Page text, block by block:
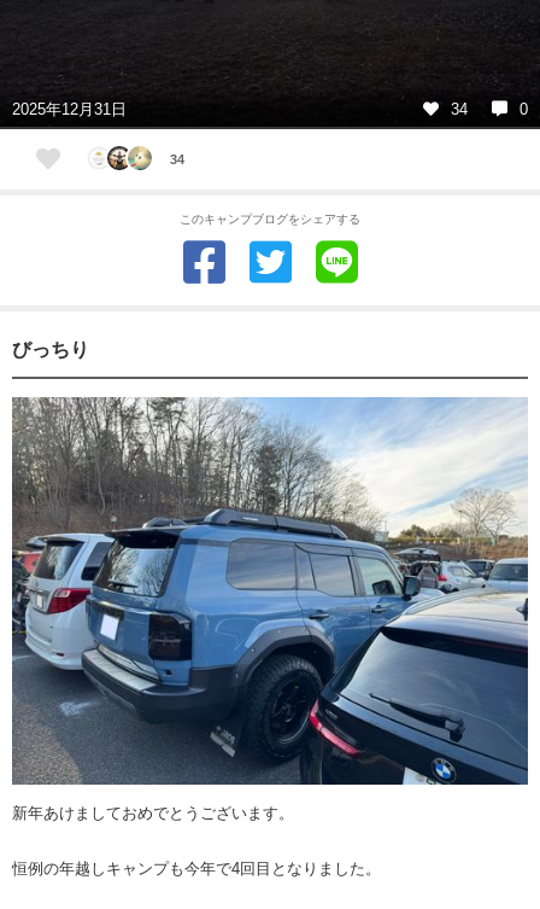
2025年12月31日 34 0
34
このキャンプブログをシェアする
びっちり
新年あけましておめでとうございます。
恒例の年越しキャンプも今年で4回目となりました。